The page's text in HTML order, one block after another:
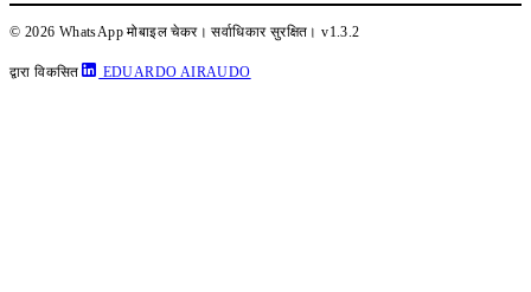
© 2026 WhatsApp मोबाइल चेकर। सर्वाधिकार सुरक्षित।v1.3.2
द्वारा विकसित EDUARDO AIRAUDO